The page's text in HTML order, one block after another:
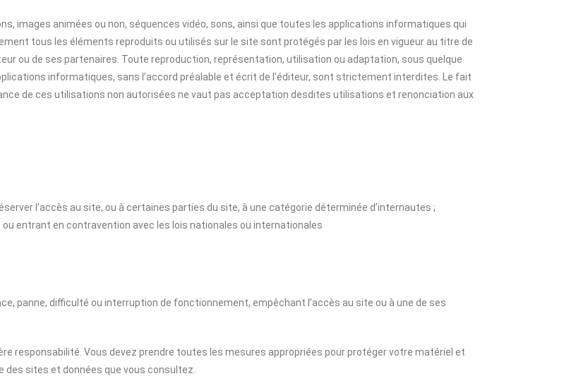
images animées ou non, séquences vidéo, sons, ainsi que toutes les applications informatiques qui
tous les éléments reproduits ou utilisés sur le site sont protégés par les lois en vigueur au titre de
ou de ses partenaires. Toute reproduction, représentation, utilisation ou adaptation, sous quelque
informatiques, sans l’accord préalable et écrit de l’éditeur, sont strictement interdites. Le fait
de ces utilisations non autorisées ne vaut pas acceptation desdites utilisations et renonciation aux
l’accès au site, ou à certaines parties du site, à une catégorie déterminée d’internautes ;
entrant en contravention avec les lois nationales ou internationales
panne, difficulté ou interruption de fonctionnement, empêchant l’accès au site ou à une de ses
responsabilité. Vous devez prendre toutes les mesures appropriées pour protéger votre matériel et
sites et données que vous consultez.